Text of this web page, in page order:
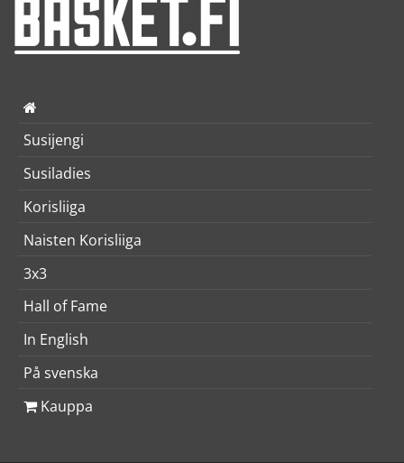
Susijengi
Susiladies
Korisliiga
Naisten Korisliiga
3x3
Hall of Fame
In English
På svenska
Kauppa